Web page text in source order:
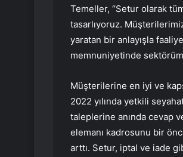
Temeller, “Setur olarak
tasarlıyoruz.
yaratan bir anlayışla
memnuniyetinde
Müşterilerine en iyi ve
2022 yılında yetkili
taleplerine anında cevap
elemanı kadrosunu bir
arttı. Setur, iptal ve iade